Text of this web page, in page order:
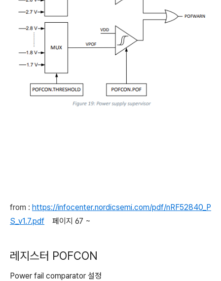
from : https://infocenter.nordicsemi.com/pdf/nRF52840_P
S_v1.7.pdf 페이지 67 ~
레지스터 POFCON
Power fail comparator 설정